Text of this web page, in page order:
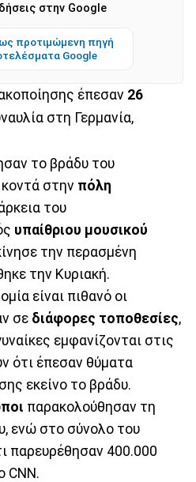
στην Google
προτιμώμενη πηγή
Google
έπεσαν 26
στη Γερμανία,
το βράδυ του
στην πόλη
του
υπαίθριου μουσικού
την περασμένη
την Κυριακή.
είναι πιθανό οι
σε διάφορες τοποθεσίες,
εμφανίζονται στις
ότι έπεσαν θύματα
εκείνο το βράδυ.
παρακολούθησαν τη
ενώ στο σύνολο του
παρευρέθησαν 400.000
CNN.